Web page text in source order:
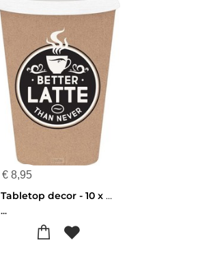
€ 8,95
Tabletop decor - 10 x 14,5 cm - Better Latte than never - 656200983140
...